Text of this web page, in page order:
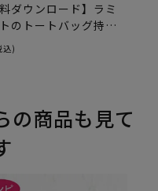
料ダウンロード】ラミ
のトートバッグ持ち
プ（レシピ）
込)
の商品も見て